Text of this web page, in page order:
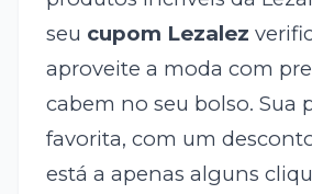
seu cupom Lezalez
aproveite a moda com
cabem no seu bolso. Sua
favorita, com um
está a apenas alguns